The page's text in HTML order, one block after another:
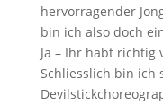
hervorragender
bin ich also doch
Ja – Ihr habt richtig
Schliesslich bin ich